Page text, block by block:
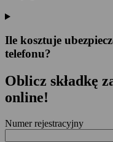
Ile kosztuje
telefonu?
Oblicz składkę
online!
Numer rejestracyjny